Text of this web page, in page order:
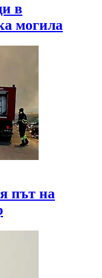
в
могила
път на